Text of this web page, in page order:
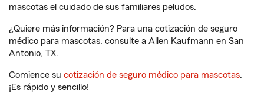
mascotas el cuidado de sus familiares peludos.
¿Quiere más información? Para una cotización de seguro
médico para mascotas, consulte a Allen Kaufmann en San
Antonio, TX.
Comience su cotización de seguro médico para mascotas.
¡Es rápido y sencillo!